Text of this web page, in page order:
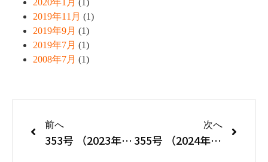
2020年1月 (1)
2019年11月 (1)
2019年9月 (1)
2019年7月 (1)
2008年7月 (1)
前へ
353号 （2023年9・10月号）
次へ
355号 （2024年1・2月号）